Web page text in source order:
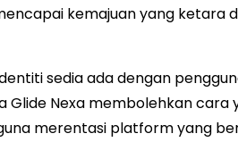
kemajuan yang ketara
sedia ada dengan
Nexa membolehkan cara
merentasi platform yang